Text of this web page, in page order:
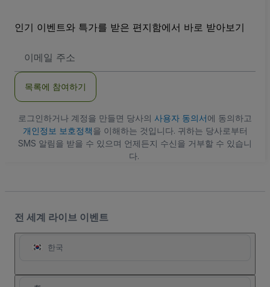
인기 이벤트와 특가를 받은 편지함에서 바로 받아보기
메
소
목록에 참여하기
로그인하거나 계정을 만들면 당사의 사용자 동의서에 동의하고
개인정보 보호정책을 이해하는 것입니다. 귀하는 당사로부터
SMS 알림을 받을 수 있으며 언제든지 수신을 거부할 수 있습니
다.
전 세계 라이브 이벤트
한국